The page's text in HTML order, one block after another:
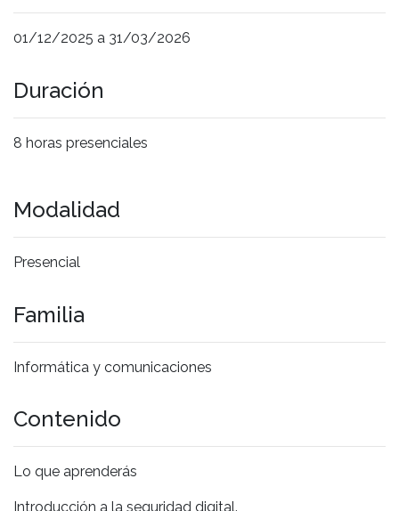
01/12/2025 a 31/03/2026
Duración
8 horas presenciales
Modalidad
Presencial
Familia
Informática y comunicaciones
Contenido
Lo que aprenderás
Introducción a la seguridad digital.